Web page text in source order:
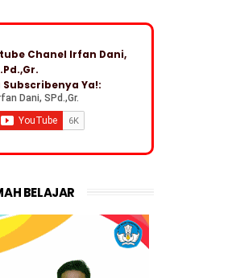
Chanel Irfan Dani,
Ya!:
BELAJAR